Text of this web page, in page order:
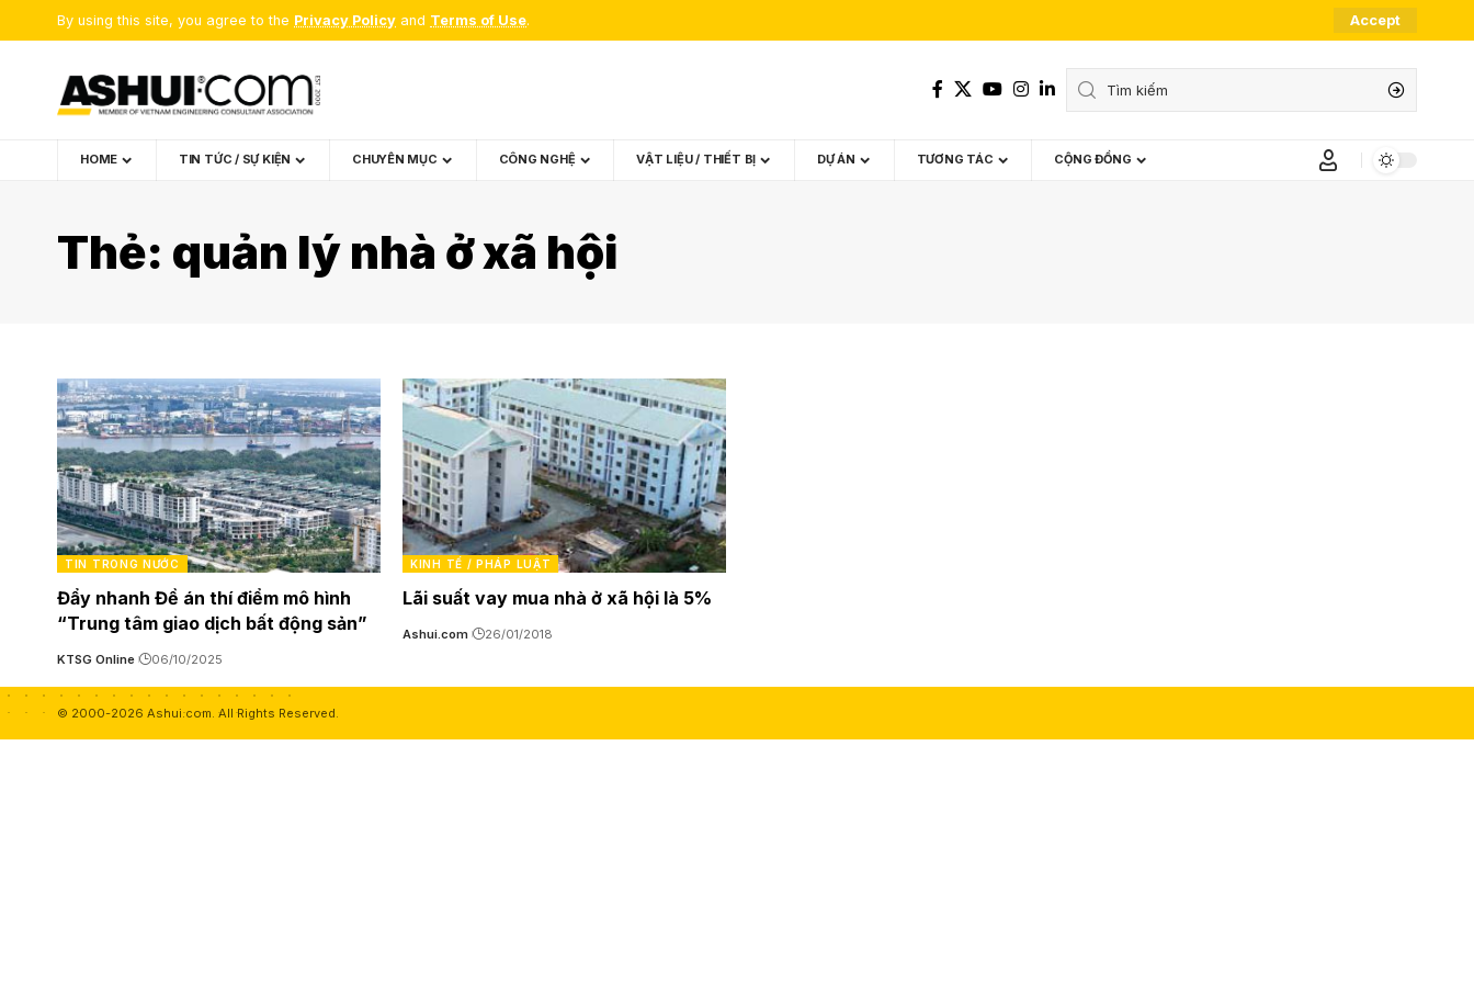
By using this site, you agree to the Privacy Policy and Terms of Use. Accept
HOME TIN TỨC / SỰ KIỆN CHUYÊN MỤC CÔNG NGHỆ VẬT LIỆU / THIẾT BỊ DỰ ÁN TƯƠNG TÁC CỘNG ĐỒNG
Thẻ: quản lý nhà ở xã hội
TIN TRONG NƯỚC
Đẩy nhanh Đề án thí điểm mô hình
“Trung tâm giao dịch bất động sản”
KTSG Online 06/10/2025
KINH TẾ / PHÁP LUẬT
Lãi suất vay mua nhà ở xã hội là 5%
Ashui.com 26/01/2018
© 2000-2026 Ashui.com. All Rights Reserved.